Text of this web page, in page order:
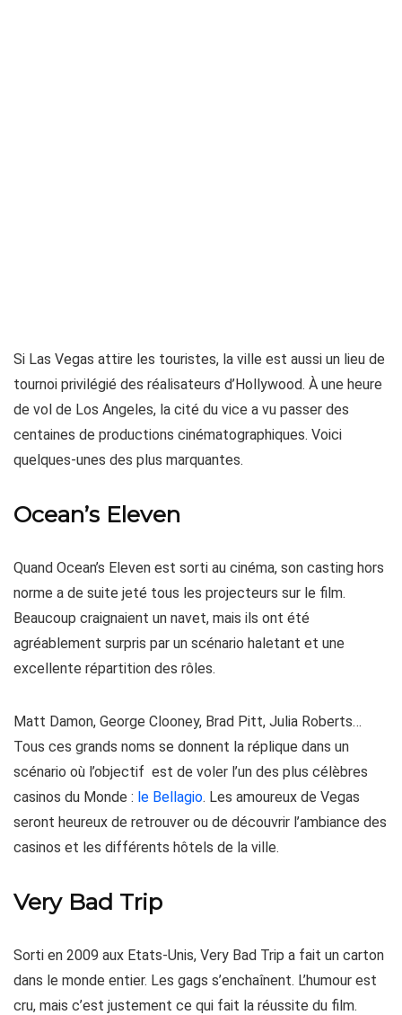
Si Las Vegas attire les touristes, la ville est aussi un lieu de
tournoi privilégié des réalisateurs d’Hollywood. À une heure
de vol de Los Angeles, la cité du vice a vu passer des
centaines de productions cinématographiques. Voici
quelques-unes des plus marquantes.
Ocean’s Eleven
Quand Ocean’s Eleven est sorti au cinéma, son casting hors
norme a de suite jeté tous les projecteurs sur le film.
Beaucoup craignaient un navet, mais ils ont été
agréablement surpris par un scénario haletant et une
excellente répartition des rôles.
Matt Damon, George Clooney, Brad Pitt, Julia Roberts…
Tous ces grands noms se donnent la réplique dans un
scénario où l’objectif est de voler l’un des plus célèbres
casinos du Monde : le Bellagio. Les amoureux de Vegas
seront heureux de retrouver ou de découvrir l’ambiance des
casinos et les différents hôtels de la ville.
Very Bad Trip
Sorti en 2009 aux Etats-Unis, Very Bad Trip a fait un carton
dans le monde entier. Les gags s’enchaînent. L’humour est
cru, mais c’est justement ce qui fait la réussite du film.